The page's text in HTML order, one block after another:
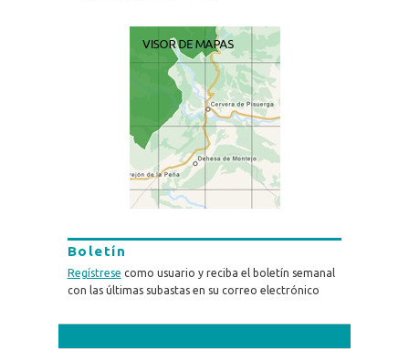
Boletín
Regístrese como usuario y reciba el boletín semanal
con las últimas subastas en su correo electrónico